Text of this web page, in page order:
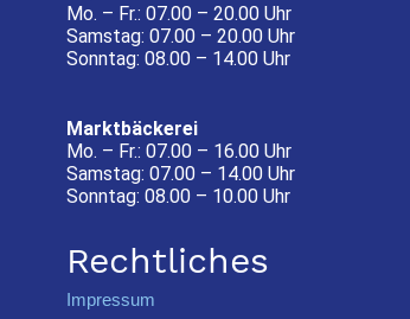
Mo. – Fr.: 07.00 – 20.00 Uhr
Samstag: 07.00 – 20.00 Uhr
Sonntag: 08.00 – 14.00 Uhr
Marktbäckerei
Mo. – Fr.: 07.00 – 16.00 Uhr
Samstag: 07.00 – 14.00 Uhr
Sonntag: 08.00 – 10.00 Uhr
Rechtliches
Impressum